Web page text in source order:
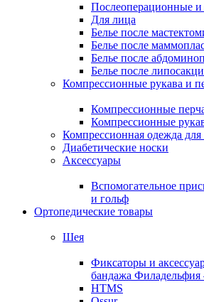
Послеоперационные
Для лица
Белье после
Белье после
Белье после
Белье после
Компрессионные рукава и
Компрессионные
Компрессионные
Компрессионная одежда для
Диабетические носки
Аксессуары
Вспомогательное
и гольф
Ортопедические товары
Шея
Фиксаторы и
бандажа Филадельфия
HTMS